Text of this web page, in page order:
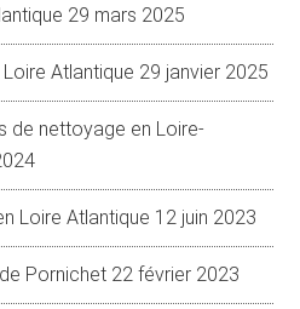
29 mars 2025
Atlantique 29 janvier 2025
de nettoyage en Loire-
Loire Atlantique 12 juin 2023
Pornichet 22 février 2023